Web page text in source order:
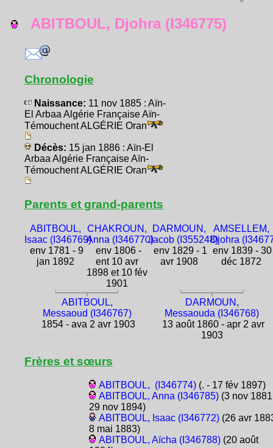
ABITBOUL, Djohra (I346775)
Chronologie
Naissance: 11 nov 1885 : Aïn-
El Arbaa Algérie Française Aïn-
Témouchent ALGÉRIE Oran
Décès: 15 jan 1886 : Aïn-El
Arbaa Algérie Française Aïn-
Témouchent ALGÉRIE Oran
Parents et grand-parents
ABITBOUL,
Isaac (I346769)
env 1781 - 9
jan 1892
CHAKROUN,
Anna (I346770)
env 1806 -
ent 10 avr
1898 et 10 fév
1901
DARMOUN,
Jacob (I355248)
env 1829 - 1
avr 1908
AMSELLEM,
Djohra
env 1839 - 30
déc 1872
ABITBOUL,
Messaoud (I346767)
1854 - ava 2 avr 1903
DARMOUN,
Messaouda (I346768)
13 août 1860 - apr 2 avr
1903
Frères et sœurs
ABITBOUL, (I346774)(. - 17 fév 1897)
ABITBOUL, Anna (I346785)(3 nov
29 nov 1894)
ABITBOUL, Isaac (I346772)(26 avr
8 mai 1883)
ABITBOUL, Aïcha (I346788)(20 août